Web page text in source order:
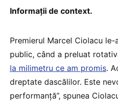
Informații de context.
Premierul Marcel Ciolacu
public, când a preluat
la milimetru ce am promis.
dreptate dascălilor. Este
performanță”, spunea